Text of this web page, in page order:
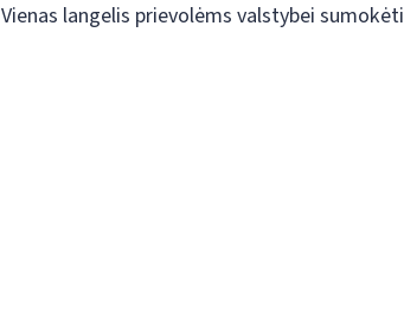
Vienas langelis prievolėms valstybei sumokėti